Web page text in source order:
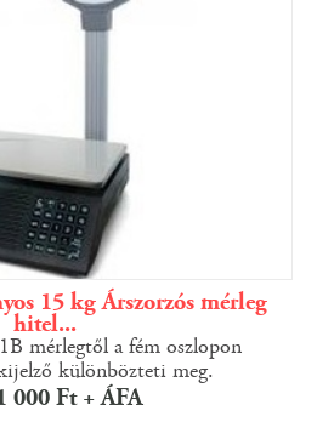
15 kg Árszorzós mérleg
hitel...
mérlegtől a fém oszlopon
különbözteti meg.
000 Ft + ÁFA